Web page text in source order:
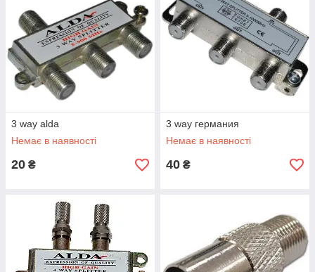
3 way alda
Немає в наявності
20 ₴
3 way германия
Немає в наявності
40 ₴